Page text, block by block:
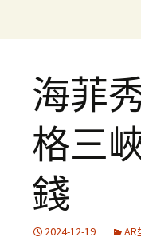
海菲
格三
錢
2024-12-19